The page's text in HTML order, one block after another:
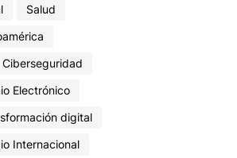
Salud
Ciberseguridad
Electrónico
digital
Internacional